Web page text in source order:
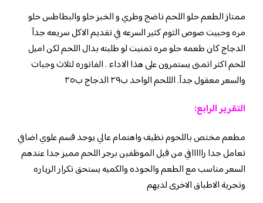
ممتاز الطعم حلو اللحم ناضج وطري و الخبز حلو والبطاطس حلو
مره وحبيت صوص الثوم كثير السرعه في تقديم الاكل سريعه جدآ
الدجاج كان طعمه حلو مره تمنيت لو طلبته بدال اللحم لكن اميل
للحم اكثر اتمنى يستمرون على هذا الاداء . الفاتوره لثلاث وجبات
والسعر معقول جدآ. الللحم الواحد ب٢٩ الدجاج ب٢٥
التقرير الرابع:
مطعم مختص باللحوم نظيف واهتمام عالي يوجد قسم علوي اضافي
تعامل جدا راااااقي من قبل الموظفين برجر اللحم مميز جدا عندهم
السعر مناسب مع الطعم والجوده والكميه يستحق تكرار الزياره
وتجربة الاطباق الاخرى لديهم